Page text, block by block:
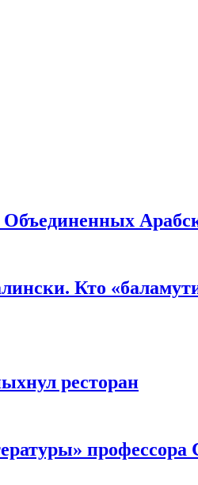
Кто
ресторан
профессора